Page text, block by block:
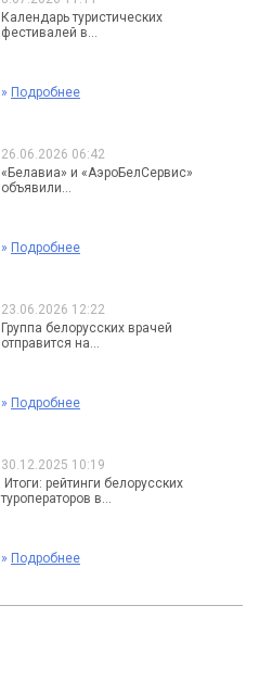
Календарь туристических
фестивалей в...
» Подробнее
26.06.2026 06:42
«Белавиа» и «АэроБелСервис»
объявили...
» Подробнее
23.06.2026 12:22
Группа белорусских врачей
отправится на...
» Подробнее
30.12.2025 10:19
Итоги: рейтинги белорусских
туроператоров в...
» Подробнее